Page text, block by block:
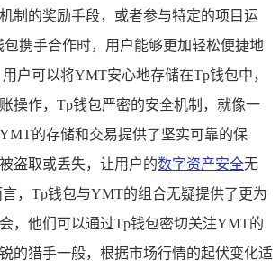
制的奖励手段，或者参与特定的项目运
携手合作时，用户能够更加轻松便捷地
户可以将YMT安心地存储在Tp钱包中，
操作，Tp钱包严密的安全机制，就像一
的存储和交易提供了坚实可靠的保
盗取或丢失，让用户的数字资产安全无
，Tp钱包与YMT的组合无疑提供了更为
，他们可以通过Tp钱包密切关注YMT的
的猎手一般，根据市场行情的起伏变化适